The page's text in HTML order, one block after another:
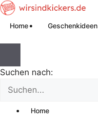
Home Geschenkideen
Suchen nach:
Home